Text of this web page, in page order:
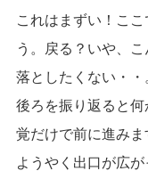
これはまずい！こ
う。戻る？いや、
落としたくない・・
後ろを振り返ると
覚だけで前に進みま
ようやく出口が広